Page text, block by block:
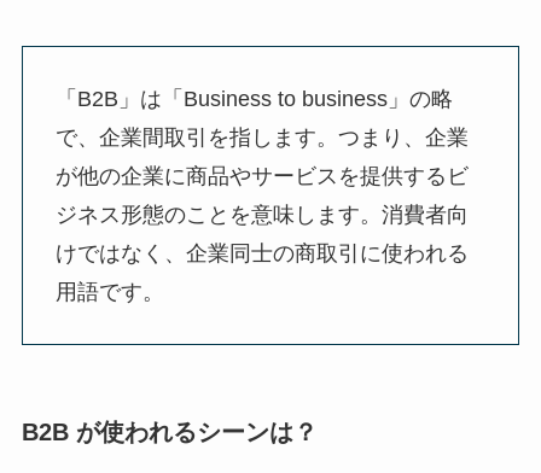
「B2B」は「Business to business」の略
で、企業間取引を指します。つまり、企業
が他の企業に商品やサービスを提供するビ
ジネス形態のことを意味します。消費者向
けではなく、企業同士の商取引に使われる
用語です。
B2B が使われるシーンは？